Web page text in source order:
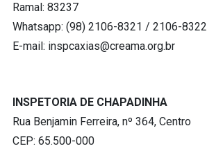
Ramal: 83237
Whatsapp: (98) 2106-8321 / 2106-8322
E-mail: inspcaxias@creama.org.br
INSPETORIA DE CHAPADINHA
Rua Benjamin Ferreira, nº 364, Centro
CEP: 65.500-000